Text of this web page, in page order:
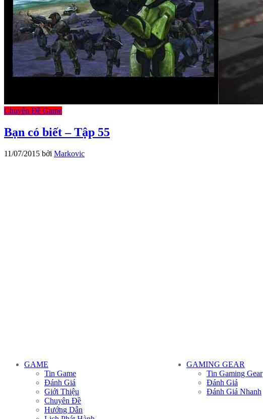
Chuyên Đề Game
Bạn có biết – Tập 55
11/07/2015 bởi Markovic
GAME
Tin Game
Đánh Giá
Giới Thiệu
Chuyên Đề
Hướng Dẫn
GAMING GEAR
Tin Gaming Gear
Đánh Giá
Đánh Giá Nhanh